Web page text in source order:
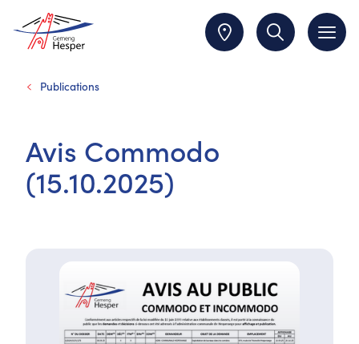
Publications
Avis Commodo
(15.10.2025)